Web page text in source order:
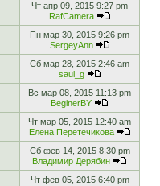
Чт апр 09, 2015 9:27 pm
RafCamera
Пн мар 30, 2015 9:26 pm
SergeyAnn
Сб мар 28, 2015 2:46 am
saul_g
Вс мар 08, 2015 11:13 pm
BeginerBY
Чт мар 05, 2015 12:40 am
Елена Перетечикова
Сб фев 14, 2015 8:30 pm
Владимир Дерябин
Чт фев 05, 2015 6:40 pm